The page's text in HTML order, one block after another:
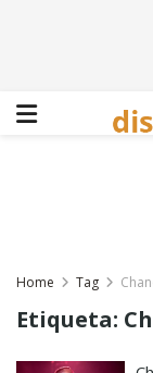
Home Tag
Etiqueta: